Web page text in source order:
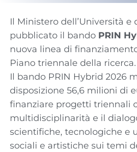
Il Ministero dell’Università e
pubblicato il bando PRIN
nuova linea di
Piano triennale della ricerca.
Il bando PRIN Hybrid 2026
disposizione 56,6 milioni di
finanziare progetti triennali
multidisciplinarità e il
scientifiche, tecnologiche e
sociali e artistiche sui temi